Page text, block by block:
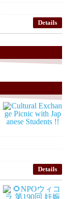
Details
Details